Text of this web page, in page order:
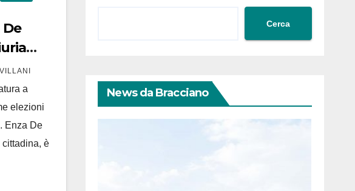
a
elezioni
Enza De
è
Cerca
News da Bracciano